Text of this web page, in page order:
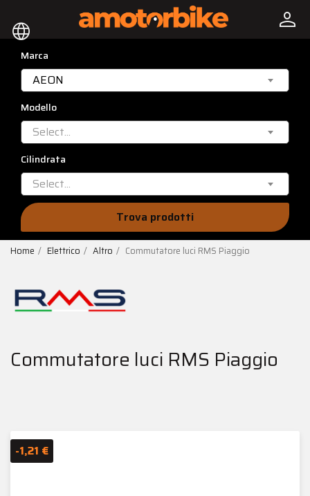
language person
Marca
AEON
Modello
Select...
Cilindrata
Select...
Trova prodotti
Home Elettrico Altro Commutatore luci RMS Piaggio
Commutatore luci RMS Piaggio
-1,21 €